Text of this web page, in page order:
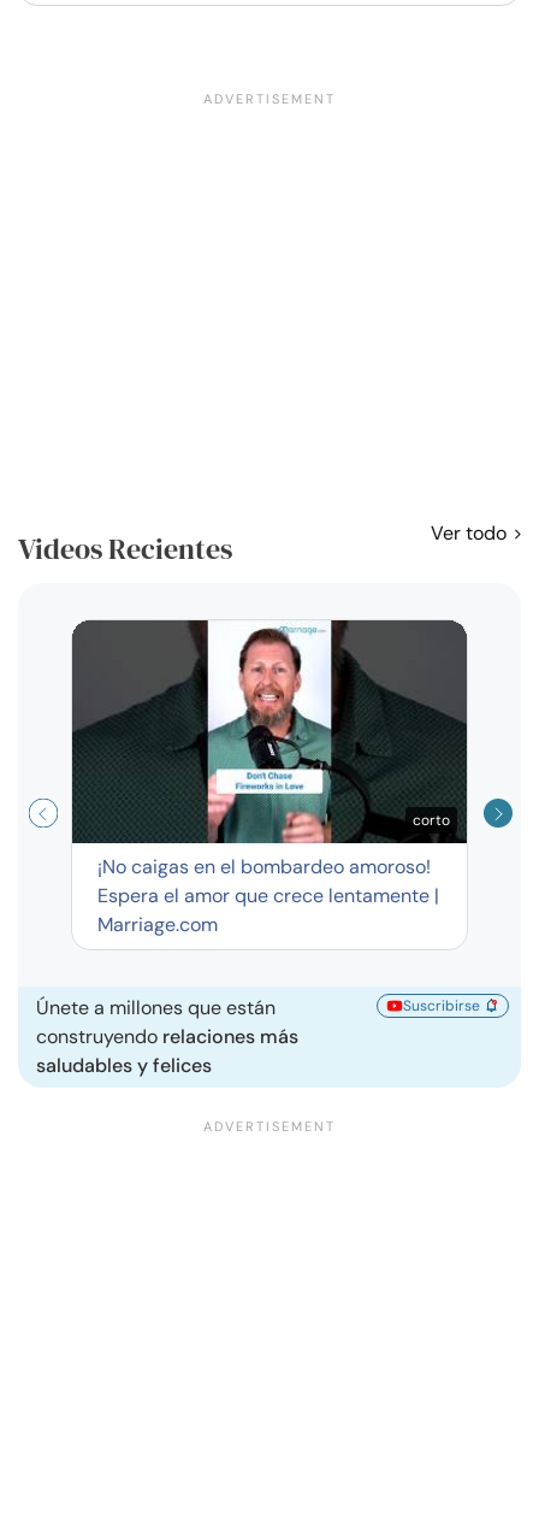
Videos Recientes Ver todo
corto
¡No caigas en el bombardeo amoroso!
Espera el amor que crece lentamente |
Marriage.com
Únete a millones que están
construyendo relaciones más
saludables y felices
Suscribirse